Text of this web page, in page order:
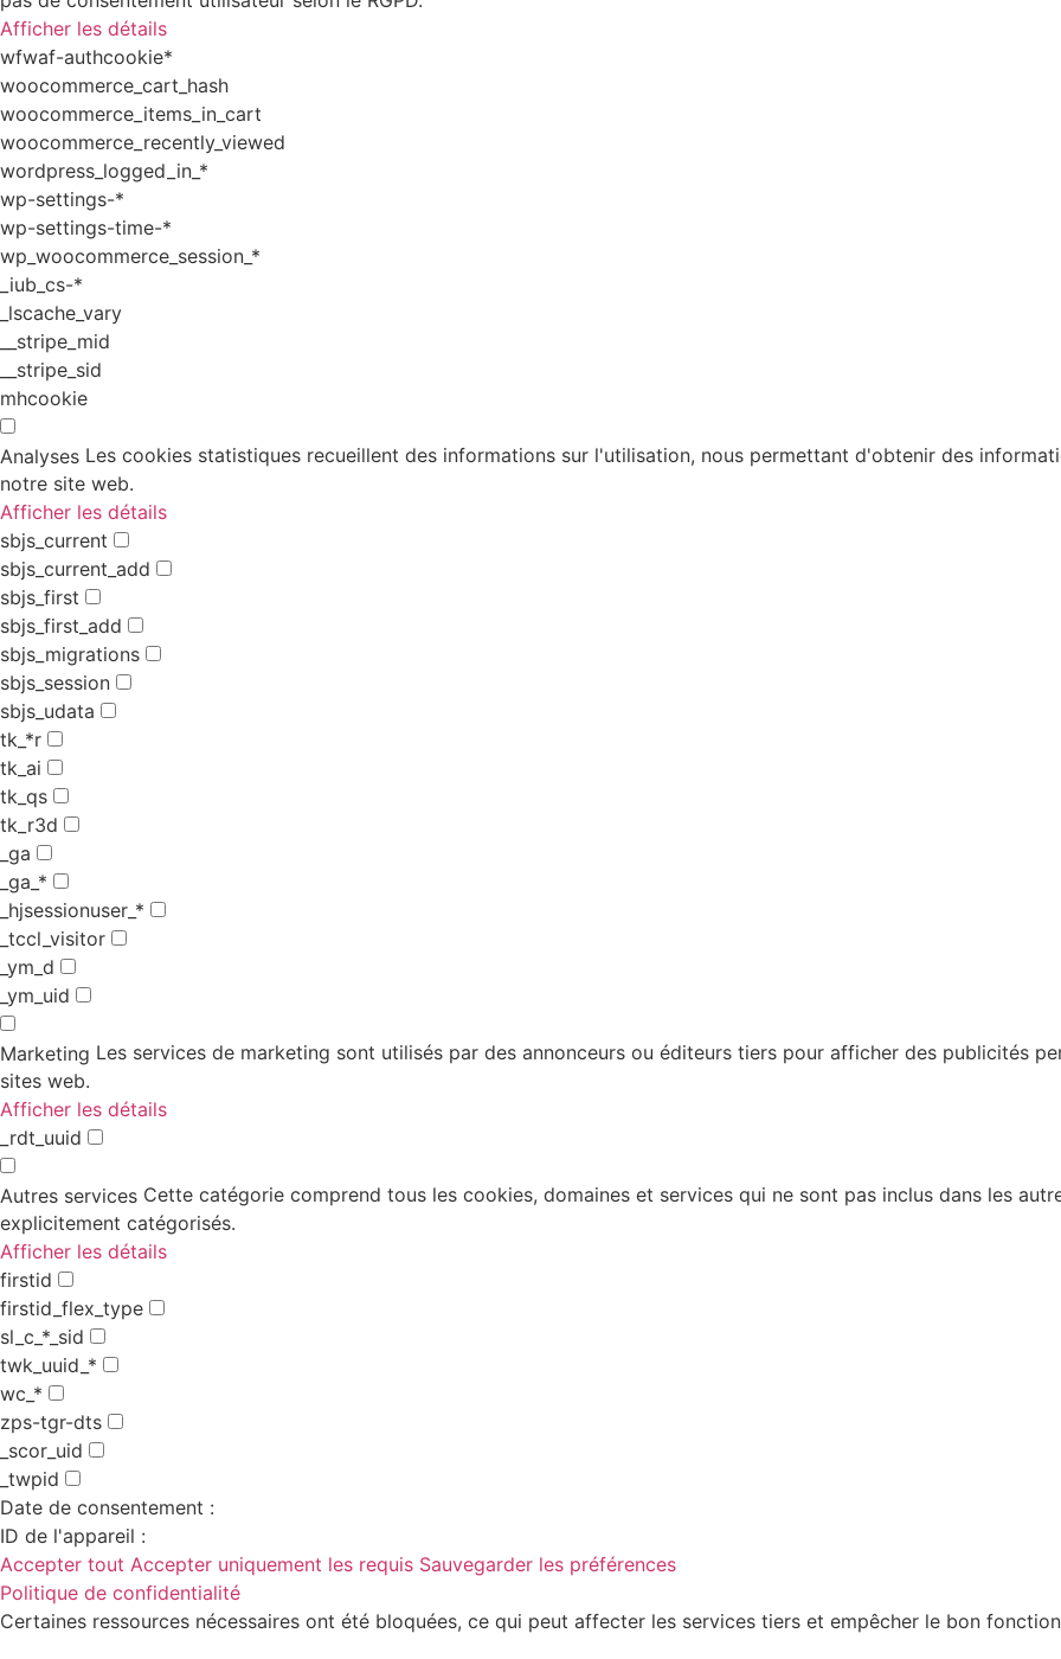
Afficher les détails
wfwaf-authcookie*
woocommerce_cart_hash
woocommerce_items_in_cart
woocommerce_recently_viewed
wordpress_logged_in_*
wp-settings-*
wp-settings-time-*
wp_woocommerce_session_*
_iub_cs-*
_lscache_vary
__stripe_mid
__stripe_sid
mhcookie
Analyses Les cookies statistiques recueillent des informations sur l'utilisation, nous permettant d'obtenir des
notre site web.
Afficher les détails
sbjs_current
sbjs_current_add
sbjs_first
sbjs_first_add
sbjs_migrations
sbjs_session
sbjs_udata
tk_*r
tk_ai
tk_qs
tk_r3d
_ga
_ga_*
_hjsessionuser_*
_tccl_visitor
_ym_d
_ym_uid
Marketing Les services de marketing sont utilisés par des annonceurs ou éditeurs tiers pour afficher des publicités
sites web.
Afficher les détails
_rdt_uuid
Autres services Cette catégorie comprend tous les cookies, domaines et services qui ne sont pas inclus dans les
explicitement catégorisés.
Afficher les détails
firstid
firstid_flex_type
sl_c_*_sid
twk_uuid_*
wc_*
zps-tgr-dts
_scor_uid
_twpid
Date de consentement :
ID de l'appareil :
Accepter tout Accepter uniquement les requis Sauvegarder les préférences
Politique de confidentialité
Certaines ressources nécessaires ont été bloquées, ce qui peut affecter les services tiers et empêcher le bon